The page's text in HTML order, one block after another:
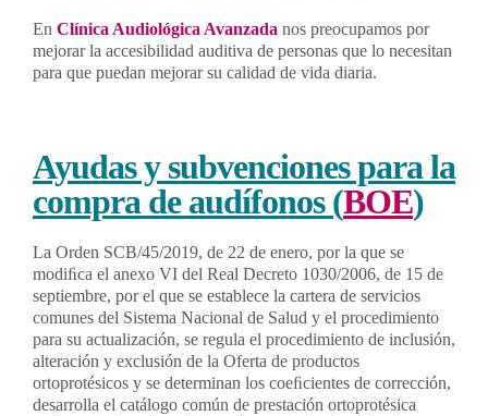
En Clínica Audiológica Avanzada nos preocupamos por
mejorar la accesibilidad auditiva de personas que lo necesitan
para que puedan mejorar su calidad de vida diaria.
Ayudas y subvenciones para la
compra de audífonos (BOE)
La Orden SCB/45/2019, de 22 de enero, por la que se
modiﬁca el anexo VI del Real Decreto 1030/2006, de 15 de
septiembre, por el que se establece la cartera de servicios
comunes del Sistema Nacional de Salud y el procedimiento
para su actualización, se regula el procedimiento de inclusión,
alteración y exclusión de la Oferta de productos
ortoprotésicos y se determinan los coeﬁcientes de corrección,
desarrolla el catálogo común de prestación ortoprotésica